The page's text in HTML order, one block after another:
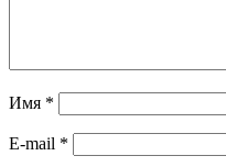
Имя *
E-mail *